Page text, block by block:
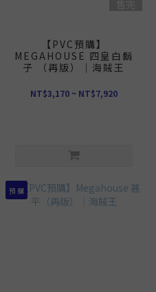
【PVC預購】
MEGAHOUSE 四皇白鬍
子 （再版）｜海賊王
NT$3,170 ~ NT$7,920
預 購